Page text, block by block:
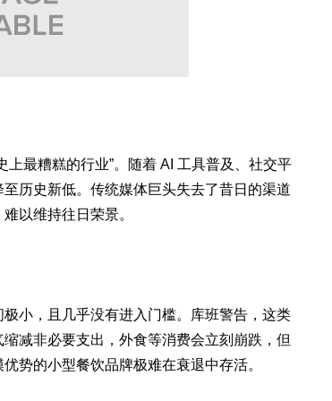
最糟糕的行业”。随着 AI 工具普及、社交平
历史新低。传统媒体巨头失去了昔日的渠道
以维持往日荣景。
小，且几乎没有进入门槛。库班警告，这类
减非必要支出，外食等消费会立刻崩跌，但
势的小型餐饮品牌极难在衰退中存活。